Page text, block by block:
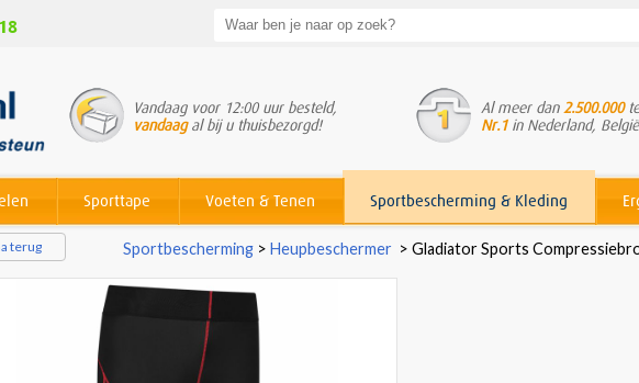
Vandaag voor 12:00 uur besteld,
vandaagal bij u thuisbezorgd!
Al meer dan 2.500.000
Nr.1in Nederland,
Sporttape Voeten & Tenen Sportbescherming & Kleding
terug Sportbescherming> Heupbeschermer > Gladiator Sports